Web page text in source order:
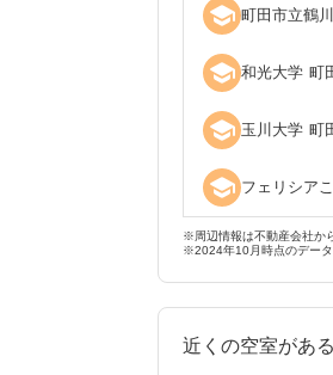
school 町田市立鶴
school 和光大学 町
school 玉川大学 町
school フェリシア
※周辺情報は不動産会社か
※2024年10月時点のデータ
近くの空室があ